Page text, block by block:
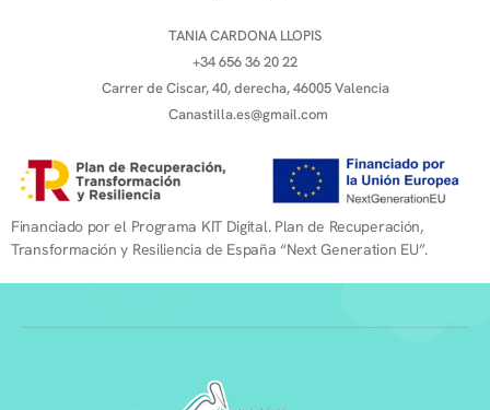
TANIA CARDONA LLOPIS
+34 656 36 20 22
Carrer de Ciscar, 40, derecha, 46005 Valencia
Canastilla.es@gmail.com
Financiado por el Programa KIT Digital. Plan de Recuperación,
Transformación y Resiliencia de España “Next Generation EU”.